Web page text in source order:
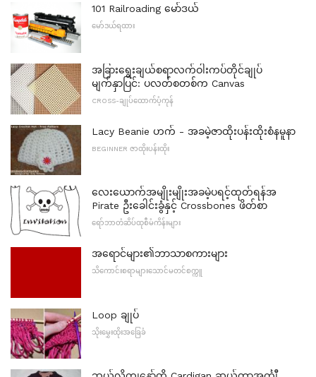
101 Railroading မော်ဒယ်
မော်ဒယ်ရထား
အခြားရွေးချယ်စရာလက်ဝါးကပ်တိုင်ချုပ်
မျက်နှာပြင်: ပလတ်စတစ်က Canvas
CROSS-ချုပ်ထောက်ပံ့ကုန်
Lacy Beanie ဟက် - အခမဲ့ဇာထိုးပန်းထိုးစံနမူနာ
BEGINNER ဇာထိုးပန်းထိုး
လေးယောက်အမျိုးမျိုးအခမဲ့ပရင့်ထုတ်ရန်အ
Pirate ဦးခေါင်းခွံနှင့် Crossbones ဖိတ်စာ
ရော်ဘာတံဆိပ်ထုစီမံကိန်းများ
အရောင်များ၏ဘာသာစကားများ
သိကောင်းစရာများသောင်မတင်စက္ကူ
Loop ချုပ်
သိုးမွှေးထိုးအခြေခံ